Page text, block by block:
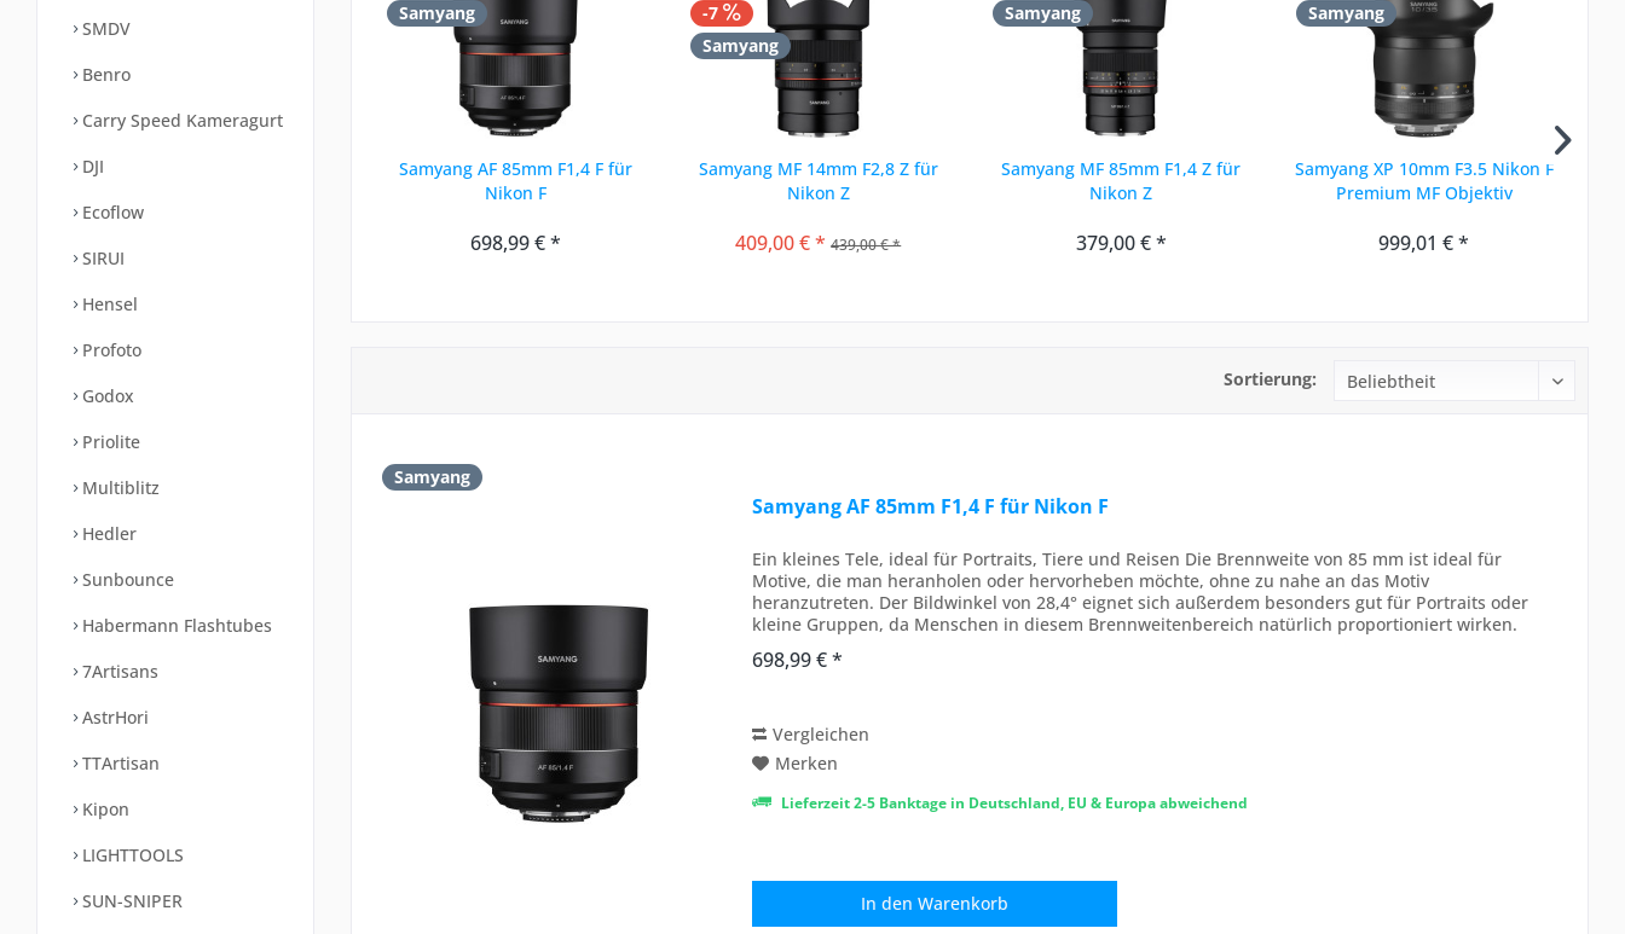
SMDV
Benro
Carry Speed Kameragurt
DJI
Ecoflow
SIRUI
Hensel
Profoto
Godox
Priolite
Multiblitz
Hedler
Sunbounce
Habermann Flashtubes
7Artisans
AstrHori
TTArtisan
Kipon
LIGHTTOOLS
SUN-SNIPER
Samyang
Samyang AF 85mm F1,4 F für
Nikon F
698,99 € *
-7
Samyang
Samyang MF 14mm F2,8 Z für
Nikon Z
409,00 € * 439,00 € *
Samyang
Samyang MF 85mm F1,4 Z für
Nikon Z
379,00 € *
Samyang
Samyang XP 10mm F3.5 Nikon F
Premium MF Objektiv
999,01 € *
Sortierung:
Samyang
Samyang AF 85mm F1,4 F für Nikon F
Ein kleines Tele, ideal für Portraits, Tiere und Reisen Die Brennweite von 85 mm ist ideal für
Motive, die man heranholen oder hervorheben möchte, ohne zu nahe an das Motiv
heranzutreten. Der Bildwinkel von 28,4° eignet sich außerdem besonders gut für Portraits oder
kleine Gruppen, da Menschen in diesem Brennweitenbereich natürlich proportioniert wirken.
698,99 € *
Vergleichen
Merken
Lieferzeit 2-5 Banktage in Deutschland, EU & Europa abweichend
In den Warenkorb